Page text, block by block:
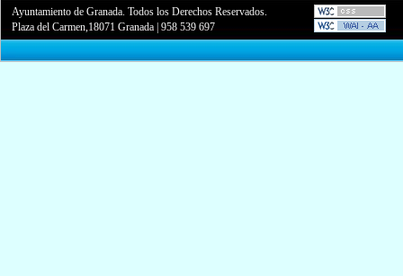
Ayuntamiento de Granada. Todos los Derechos Reservados.
Plaza del Carmen,18071 Granada |958 539 697